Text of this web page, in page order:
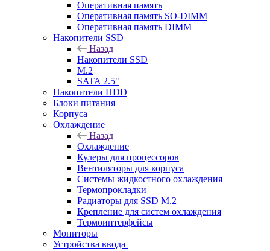
Оперативная память
Оперативная память SO-DIMM
Оперативная память DIMM
Накопители SSD
Назад
Накопители SSD
M.2
SATA 2.5"
Накопители HDD
Блоки питания
Корпуса
Охлаждение
Назад
Охлаждение
Кулеры для процессоров
Вентиляторы для корпуса
Системы жидкостного охлаждения
Термопрокладки
Радиаторы для SSD M.2
Крепление для систем охлаждения
Термоинтерфейсы
Мониторы
Устройства ввода